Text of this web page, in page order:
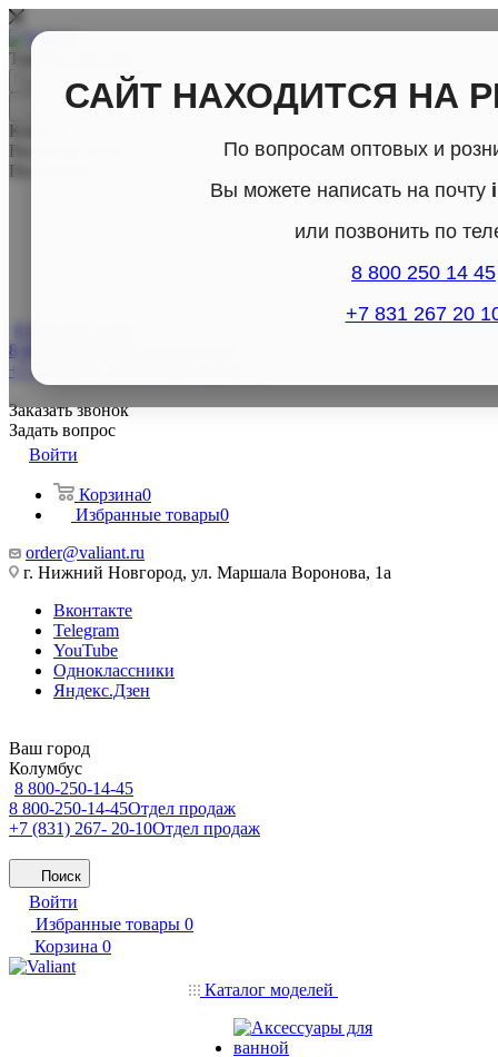
САЙТ НАХОДИТСЯ НА
По вопросам оптовых и
Вы можете написать на почту
или позвонить по
8 800 250 14 45
+7 831 267 20
Товары для дома
Каталог
По всему сайту
По каталогу
8 800-250-14-45
+7 (831) 267- 20-10
Заказать звонок
Задать вопрос
Войти
Корзина0
Избранные товары0
order@valiant.ru
г. Нижний Новгород, ул. Маршала Воронова, 1а
Вконтакте
Telegram
YouTube
Одноклассники
Яндекс.Дзен
Ваш город
Колумбус
8 800-250-14-45
8 800-250-14-45Отдел продаж
+7 (831) 267- 20-10Отдел продаж
Поиск
Войти
Избранные товары 0
Корзина 0
Каталог моделей